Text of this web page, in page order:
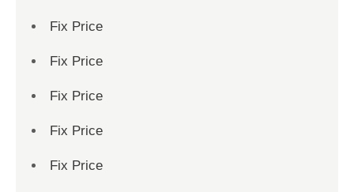
Fix Price
Fix Price
Fix Price
Fix Price
Fix Price